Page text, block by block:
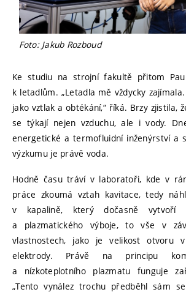
Foto: Jakub Rozboud
Ke studiu na strojní fakultě přitom
k letadlům. „Letadla mě vždycky
jako vztlak a obtékání,“ říká. Brzy zjistila,
se týkají nejen vzduchu, ale i vody.
energetické a termofluidní inženýrství a
výzkumu je právě voda.
Hodně času tráví v laboratoři, kde v
práce zkoumá vztah kavitace, tedy
v kapalině, který dočasně vytvoří
a plazmatického výboje, to vše v
vlastnostech, jako je velikost otvoru
elektrody. Právě na principu
a nízkoteplotního plazmatu funguje
„Tento vynález trochu předběhl sám